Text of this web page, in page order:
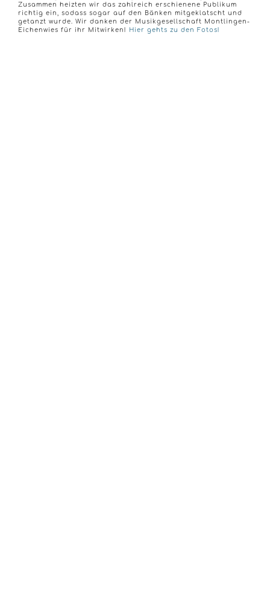
Zusammen heizten wir das zahlreich erschienene Publikum
richtig ein, sodass sogar auf den Bänken mitgeklatscht und
getanzt wurde. Wir danken der Musikgesellschaft Montlingen-
Eichenwies für ihr Mitwirken! Hier gehts zu den Fotos!